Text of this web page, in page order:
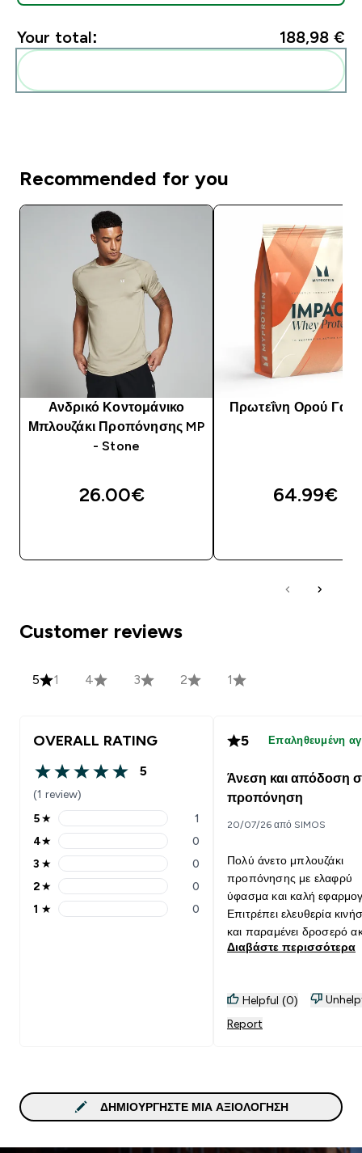
Your total: 188,98 €‎
Recommended for you
Ανδρικό Κοντομάνικο
Μπλουζάκι Προπόνησης MP
- Stone
26.00€‎
Πρωτεΐνη Ορού
64.99€‎
Customer reviews
5 1 4 3 2 1
OVERALL RATING
5 out of 5 stars
5
(1 review)
5 stars rating 1 reviews
5★ 1
4 stars rating 0 reviews
4★ 0
3 stars rating 0 reviews
3 ★ 0
2 stars rating 0 reviews
2★ 0
1 stars rating 0 reviews
1 ★ 0
5 Επαληθευμένη
Άνεση και απόδοση
προπόνηση
20/07/26 από SIMOS
Πολύ άνετο μπλουζάκι
προπόνησης με ελαφρύ
ύφασμα και καλή
Επιτρέπει ελευθερία
και παραμένει δροσερό
και σε έντονη άσκηση. Η
αξιόπιστη επιλογή τόσο
γυμναστήριο όσο και για
Διαβάστε περισσότερα
Helpful (0)
Report
ΔΗΜΙΟΥΡΓΉΣΤΕ ΜΙΑ ΑΞΙΟΛΌΓΗΣΗ